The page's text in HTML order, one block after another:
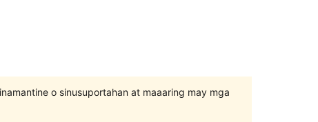
o sinusuportahan at maaaring may mga